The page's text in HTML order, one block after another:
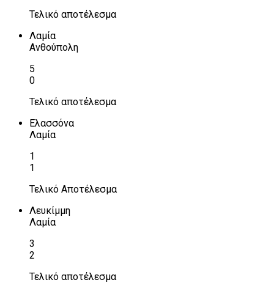
Τελικό αποτέλεσμα
Λαμία
Ανθούπολη
5
0
Τελικό αποτέλεσμα
Ελασσόνα
Λαμία
1
1
Τελικό Αποτέλεσμα
Λευκίμμη
Λαμία
3
2
Τελικό αποτέλεσμα